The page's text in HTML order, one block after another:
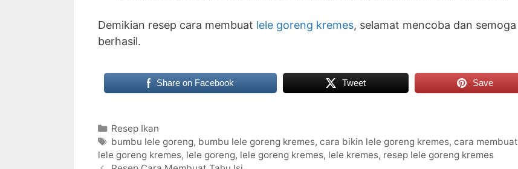
Demikian resep cara membuat lele goreng kremes, selamat mencoba dan semoga
berhasil.
Share on Facebook Tweet Save
Categories
Resep Ikan
Tags
bumbu lele goreng, bumbu lele goreng kremes,cara bikin lele goreng kremes,cara membuat
lele goreng kremes, lele goreng, lele goreng kremes, lele kremes, resep lele goreng kremes